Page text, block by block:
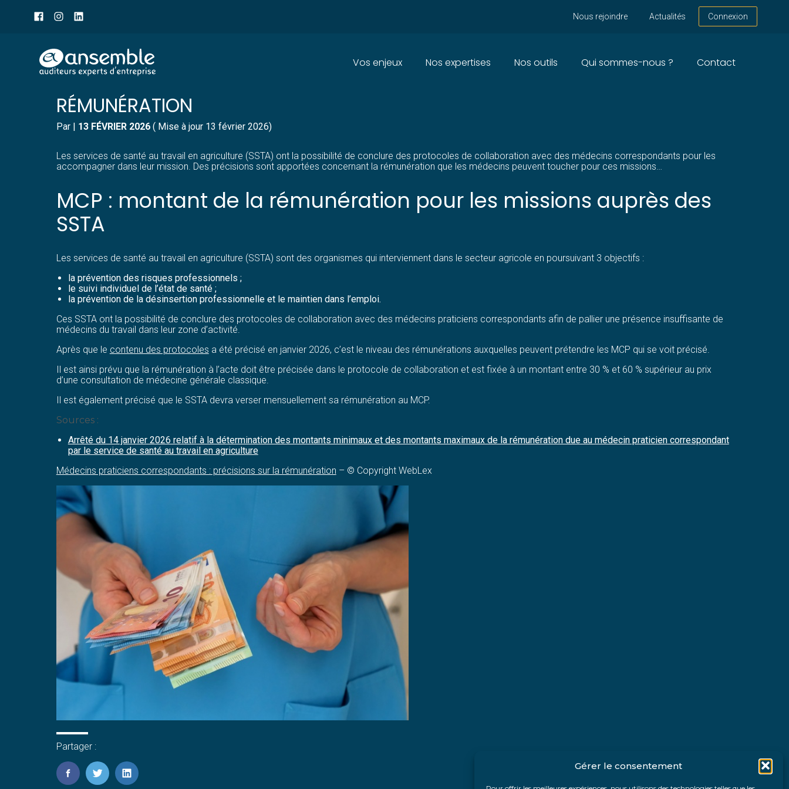
Gérer le consentement
header
Nous rejoindre Actualités Connexion
Aller
au
Principal
Vos enjeux Nos expertises Nos outils Qui sommes-nous ? Contact
MÉDECINS PRATICIENS CORRESPONDANTS : PRÉCISIONS SUR LA
RÉMUNÉRATION
Par | 13 FÉVRIER 2026( Mise à jour 13 février 2026)
Les services de santé au travail en agriculture (SSTA) ont la possibilité de conclure des protocoles de collaboration avec des médecins correspondants pour les
accompagner dans leur mission. Des précisions sont apportées concernant la rémunération que les médecins peuvent toucher pour ces missions…
MCP : montant de la rémunération pour les missions auprès des
SSTA
Les services de santé au travail en agriculture (SSTA) sont des organismes qui interviennent dans le secteur agricole en poursuivant 3 objectifs :
la prévention des risques professionnels ;
le suivi individuel de l’état de santé ;
la prévention de la désinsertion professionnelle et le maintien dans l’emploi.
Ces SSTA ont la possibilité de conclure des protocoles de collaboration avec des médecins praticiens correspondants afin de pallier une présence insuffisante de
médecins du travail dans leur zone d’activité.
Après que le contenu des protocoles a été précisé en janvier 2026, c’est le niveau des rémunérations auxquelles peuvent prétendre les MCP qui se voit précisé.
Il est ainsi prévu que la rémunération à l’acte doit être précisée dans le protocole de collaboration et est fixée à un montant entre 30 % et 60 % supérieur au prix
d’une consultation de médecine générale classique.
Il est également précisé que le SSTA devra verser mensuellement sa rémunération au MCP.
Sources :
Arrêté du 14 janvier 2026 relatif à la détermination des montants minimaux et des montants maximaux de la rémunération due au médecin praticien correspondant
par le service de santé au travail en agriculture
Médecins praticiens correspondants : précisions sur la rémunération – © Copyright WebLex
Partager :
FaceBook
TwitterLinkedIn